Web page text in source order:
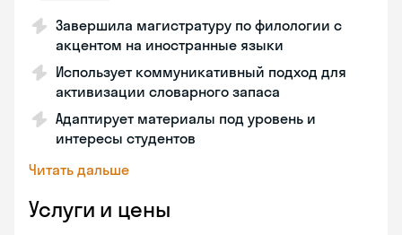
Завершила магистратуру по филологии с
акцентом на иностранные языки
Использует коммуникативный подход для
активизации словарного запаса
Адаптирует материалы под уровень и
интересы студентов
Читать дальше
Услуги и цены